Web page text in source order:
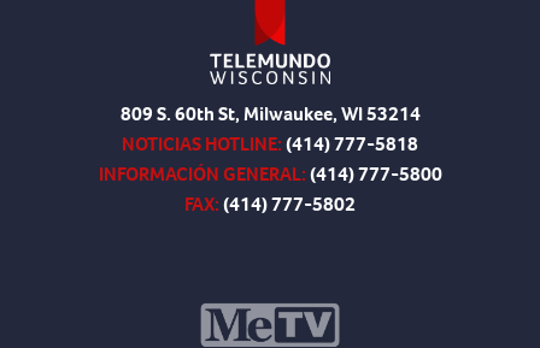
809 S. 60th St, Milwaukee, WI 53214
NOTICIAS HOTLINE:(414) 777-5818
INFORMACIÓN GENERAL:(414) 777-5800
FAX:(414) 777-5802